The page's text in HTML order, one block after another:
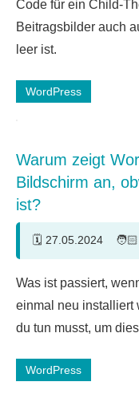
Kommentar
Code für ein Child-
Beitragsbilder auch
leer ist.
WordPress
Warum zeigt
Bildschirm an,
ist?
27.05.2024
Was ist passiert,
einmal neu installiert
du tun musst, um
WordPress